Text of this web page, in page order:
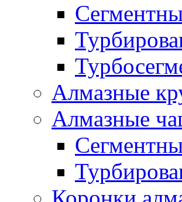
Алмазные
Алмазные